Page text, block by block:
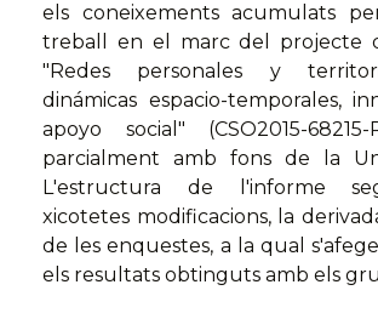
els coneixements acumulats
treball en el marc del projecte
"Redes personales y
dinámicas espacio-temporales,
apoyo social" (CSO2015-
parcialment amb fons de la
L'estructura de l'informe
xicotetes modificacions, la
de les enquestes, a la qual
els resultats obtinguts amb els